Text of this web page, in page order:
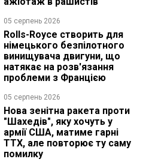
05 серпень 2026
Rolls-Royce створить для
німецького безпілотного
винищувача двигуни, що
натякає на розв'язання
проблеми з Францією
05 серпень 2026
Нова зенітна ракета проти
"Шахедів", яку хочуть у
армії США, матиме гарні
ТТХ, але повторює ту саму
помилку